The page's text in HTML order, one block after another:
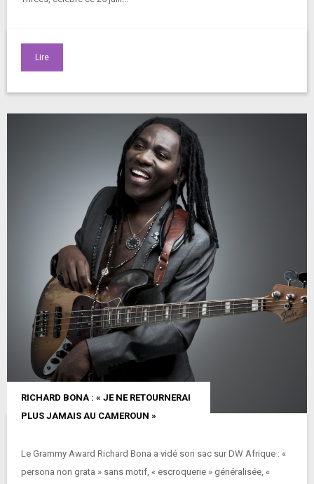
Lire
RICHARD BONA : « JE NE RETOURNERAI
PLUS JAMAIS AU CAMEROUN »
Le Grammy Award Richard Bona a vidé son sac sur DW Afrique : «
persona non grata » sans motif, « escroquerie » généralisée, «